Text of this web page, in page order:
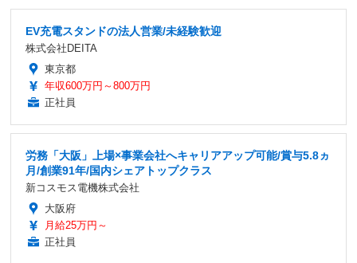
EV充電スタンドの法人営業/未経験歓迎
株式会社DEITA
東京都
年収600万円～800万円
正社員
労務「大阪」上場×事業会社へキャリアアップ可能/賞与5.8ヵ
月/創業91年/国内シェアトップクラス
新コスモス電機株式会社
大阪府
月給25万円～
正社員